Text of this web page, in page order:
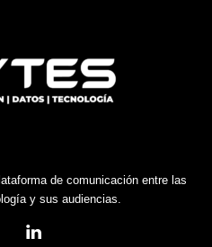
de comunicación entre las
y sus audiencias.